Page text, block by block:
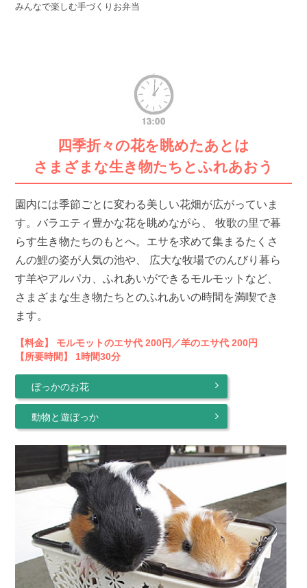
みんなで楽しむ手づくりお弁当
四季折々の花を眺めたあとは
さまざまな生き物たちとふれあおう
園内には季節ごとに変わる美しい花畑が広がっていま
す。バラエティ豊かな花を眺めながら、 牧歌の里で暮
らす生き物たちのもとへ。エサを求めて集まるたくさ
んの鯉の姿が人気の池や、 広大な牧場でのんびり暮ら
す羊やアルパカ、ふれあいができるモルモットなど、
さまざまな生き物たちとのふれあいの時間を満喫でき
ます。
【料金】 モルモットのエサ代 200円／羊のエサ代 200円
【所要時間】 1時間30分
ぼっかのお花
動物と遊ぼっか